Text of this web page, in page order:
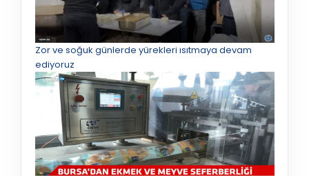
Zor ve soğuk günlerde yürekleri ısıtmaya devam
ediyoruz